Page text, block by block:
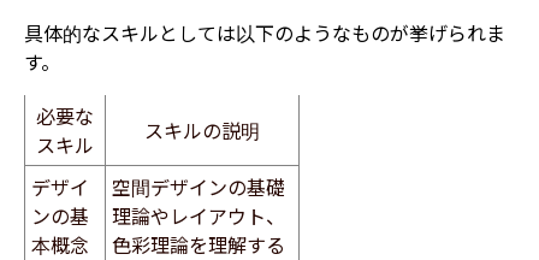
具体的なスキルとしては以下のようなものが挙げられま
す。
必要な
スキル
スキルの説明
デザイ
ンの基
本概念
空間デザインの基礎
理論やレイアウト、
色彩理論を理解する